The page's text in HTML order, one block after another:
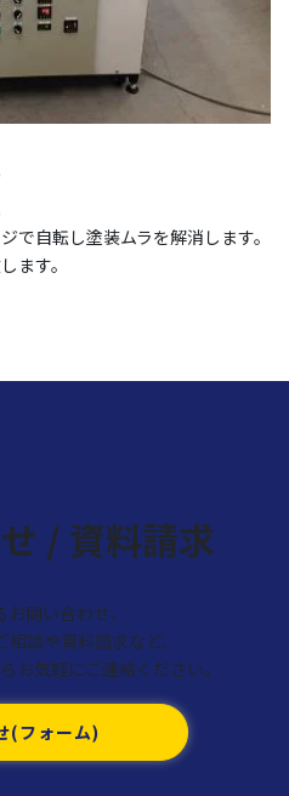
で自転し塗装ムラを解消します。
ます。
/ 資料請求
問い合わせ、
談や資料請求など、
お気軽にご連絡ください。
(フォーム)